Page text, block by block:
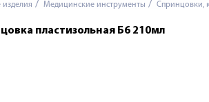
Медицинские инструменты Спринцовки,
пластизольная Б6 210мл